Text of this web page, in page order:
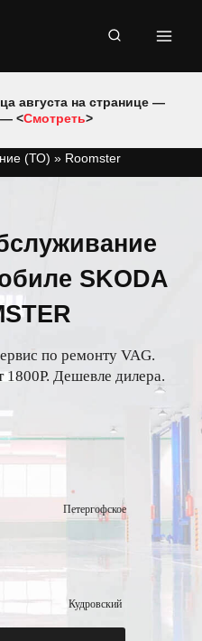
августа на странице —
— <Смотреть>
(ТО) » Roomster
SKODA
по ремонту VAG.
1800Р. Дешевле дилера.
Петергофское
Кудровский